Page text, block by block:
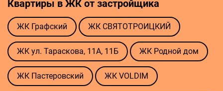
Квартиры в ЖК от застройщика
ЖК Графский ЖК СВЯТОТРОИЦКИЙ
ЖК ул. Тараскова, 11А, 11Б ЖК Родной дом
ЖК Пастеровский ЖК VOLDIM